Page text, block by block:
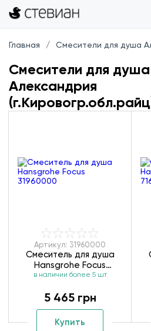
Главная Смесители для душа
Смесители для душа
Александрия
Артикул: 31960000
Смеситель для душа
Hansgrohe Focus
31960000
в наличии более 5 шт
5 465 грн
Купить